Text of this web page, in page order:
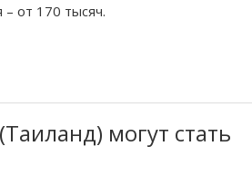
от 170 тысяч.
могут стать